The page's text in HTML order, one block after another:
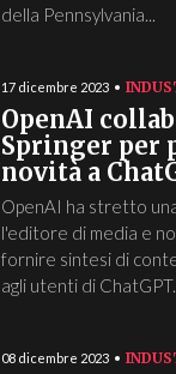
della Pennsylvania...
17 dicembre 2023
OpenAI
Springer per
novità a
OpenAI ha stretto
l'editore di media e
fornire sintesi di
agli utenti di
08 dicembre 2023